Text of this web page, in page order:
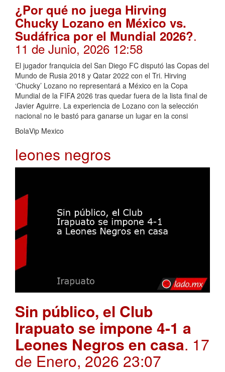
¿Por qué no juega Hirving
Chucky Lozano en México vs.
Sudáfrica por el Mundial 2026?.
11 de Junio, 2026 12:58
El jugador franquicia del San Diego FC disputó las Copas del
Mundo de Rusia 2018 y Qatar 2022 con el Tri. Hirving
‘Chucky’ Lozano no representará a México en la Copa
Mundial de la FIFA 2026 tras quedar fuera de la lista final de
Javier Aguirre. La experiencia de Lozano con la selección
nacional no le bastó para ganarse un lugar en la consi
BolaVip Mexico
leones negros
Sin público, el Club
Irapuato se impone 4-1 a
Leones Negros en casa. 17
de Enero, 2026 23:07